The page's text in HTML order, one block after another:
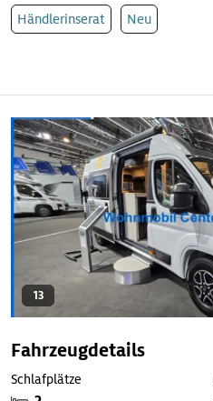
Händlerinserat Neu
13
Fahrzeugdetails
Schlafplätze